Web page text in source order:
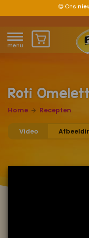
😋 Ons
menu
Waar ben
Roti
Home Recepten
Video